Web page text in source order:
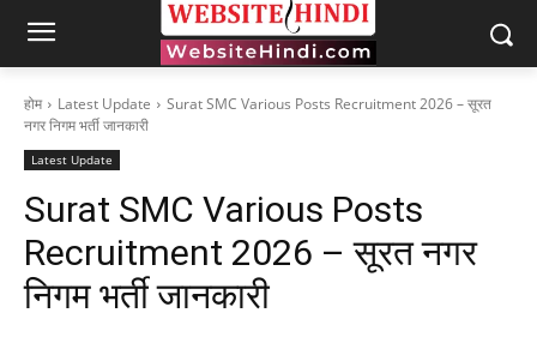
होम Latest Update
Surat SMC Various Posts Recruitment 2026 – सूरत
नगर निगम भर्ती जानकारी
Latest Update
Surat SMC Various Posts
Recruitment 2026 – सूरत नगर
निगम भर्ती जानकारी